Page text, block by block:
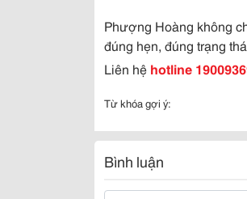
Phượng Hoàng không
đúng hẹn, đúng trạng
Liên hệ hotline
Từ khóa gợi ý:
Bình luận